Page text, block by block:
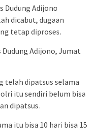
Dudung Adijono
dicabut, dugaan
tetap diproses.
Adijono, Jumat
telah dipatsus selama
itu sendiri belum bisa
dipatsus.
itu bisa 10 hari bisa 15